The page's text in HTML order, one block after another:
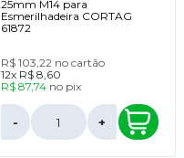
25mm M14 para
Esmerilhadeira CORTAG
61872
R$ 103,22 no cartão
12x R$ 8,60
R$ 87,74 no pix
- +